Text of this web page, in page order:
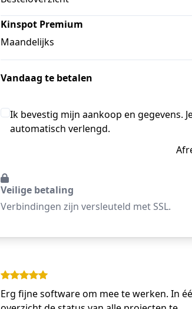
Kinspot Premium
Maandelijks
Vandaag te betalen
Ik bevestig mijn aankoop en gegevens.
automatisch verlengd.
Veilige betaling
Verbindingen zijn versleuteld met SSL.
Erg fijne software om mee te werken. In